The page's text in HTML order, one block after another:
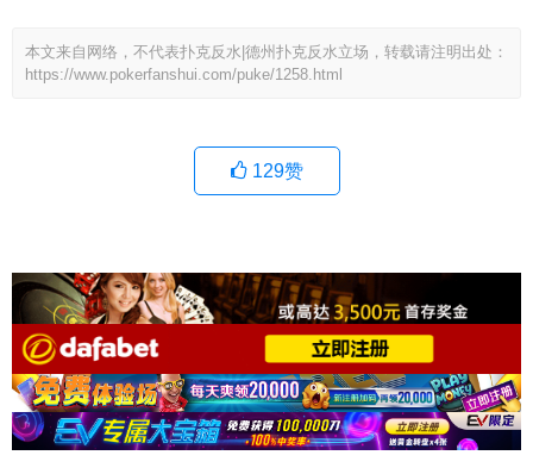
本文来自网络，不代表扑克反水|德州扑克反水立场，转载请注明出处：
https://www.pokerfanshui.com/puke/1258.html
129赞